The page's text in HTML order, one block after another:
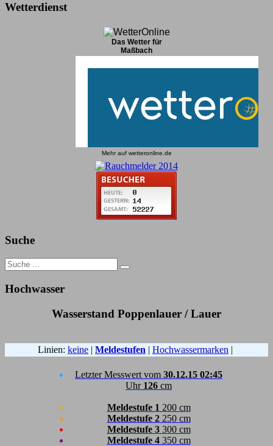
Wetterdienst
Das Wetter für
Maßbach
Mehr auf wetteronline.de
Suche
Search
for:
Hochwasser
Wasserstand Poppenlauer / Lauer
Linien: keine | Meldestufen | Hochwassermarken |
Letzter Messwert vom 30.12.15 02:45
Uhr 126 cm
Meldestufe 1 200 cm
Meldestufe 2250 cm
Meldestufe 3300 cm
Meldestufe 4350 cm